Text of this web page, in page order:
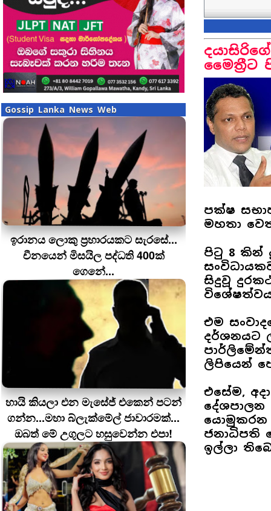
Gossip Lanka News Web
ඉරානය ලොකු ප‍්‍රහාරයකට සැරසේ...
චීනයෙන් මිසයිල පද්ධති 400ක්
ගෙනේ...
හායි කියලා එන මැසේජ් එකෙන් පටන්
ගන්න...මහා බ්ලැක්මේල් ජාවාරමක්...
ඔබත් මේ උගුලට හසුවෙන්න එපා!
මෛත්‍රීට
පක්ෂ
මහතා
පිටු 8 කින්
සිදුවූ
එම
දර්ශනයට
ලිපියෙන්
එසේම,
යොමුකරන
ජනාධිපති
ඉල්ලා